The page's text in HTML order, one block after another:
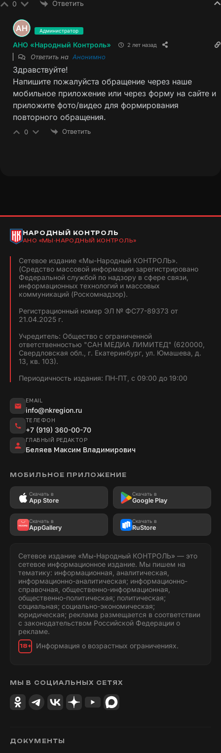
0 Ответить
Администратор
АНО «Народный Контроль» 2 лет назад
Ответить на Анонимно
Здравствуйте!
Напишите пожалуйста обращение через наше
мобильное приложение или через форму на сайте и
приложите фото/видео для формирования
повторного обращения.
0 Ответить
НАРОДНЫЙ КОНТРОЛЬ
АНО «МЫ-НАРОДНЫЙ КОНТРОЛЬ»
Сетевое издание «Мы-Народный КОНТРОЛЬ».
(Средство массовой информации зарегистрировано
Федеральной службой по надзору в сфере связи,
информационных технологий и массовых
коммуникаций (Роскомнадзор).
Регистрационный номер ЭЛ № ФС77-89373 от
21.04.2025 г.
Учредитель: Общество с ограниченной
ответственностью "САН МЕДИА ЛИМИТЕД" (620000,
Свердловская обл., г. Екатеринбург, ул. Юмашева, д.
13, кв. 103).
Периодичность издания: ПН-ПТ, с 09:00 до 19:00
EMAIL
info@nkregion.ru
ТЕЛЕФОН
+7 (919) 360-00-70
ГЛАВНЫЙ РЕДАКТОР
Беляев Максим Владимирович
МОБИЛЬНОЕ ПРИЛОЖЕНИЕ
Скачать в
App Store
Скачать в
Google Play
Скачать в
AppGallery
Скачать в
RuStore
Сетевое издание «Мы-Народный КОНТРОЛЬ» — это
сетевое информационное издание. Мы пишем на
тематику: информационная, аналитическая,
информационно-аналитическая; информационно-
справочная, общественно-информационная,
общественно-политическая; политическая;
социальная; социально-экономическая;
юридическая; реклама размещается в соответствии
с законодательством Российской Федерации о
рекламе.
18+ Информация о возрастных ограничениях.
МЫ В СОЦИАЛЬНЫХ СЕТЯХ
ДОКУМЕНТЫ